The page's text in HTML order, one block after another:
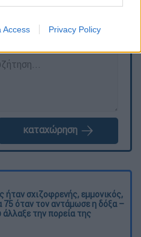
Access Privacy Policy
καταχώρηση
ήταν σχιζοφρενής, εμμονικός,
75 όταν τον αντάμωσε η δόξα –
άλλαξε την πορεία της